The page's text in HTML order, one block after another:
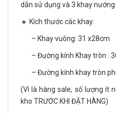
dẫn sử dụng và 3 khay nướng
🔸 Kích thước các khay:
– Khay vuông: 31 x28cm
– Đường kính Khay tròn :
– Đường kính khay tròn
(Vì là hàng sale, số lượng ít
kho TRƯỚC KHI ĐẶT HÀNG)